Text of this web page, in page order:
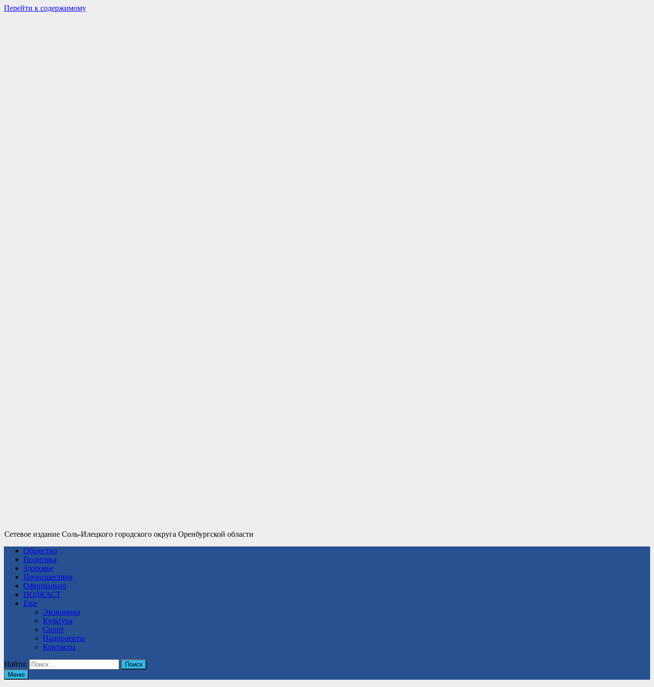
Перейти к содержимому
Сетевое издание Соль-Илецкого городского округа Оренбургской области
Общество
Политика
Здоровье
Происшествия
Официально
ПОДКАСТ
Еще
Экономика
Культура
Спорт
Нацпроекты
Контакты
Найти:
Меню